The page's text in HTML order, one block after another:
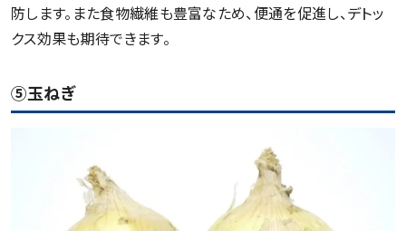
防します。また食物繊維も豊富なため、便通を促進し、デトッ
クス効果も期待できます。
⑤玉ねぎ